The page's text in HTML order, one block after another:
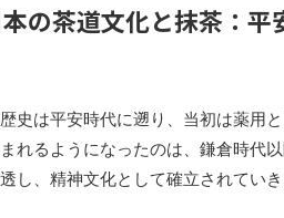
の茶道文化と抹茶：
史は平安時代に遡り、当初は薬用
れるようになったのは、鎌倉時代
し、精神文化として確立されていき